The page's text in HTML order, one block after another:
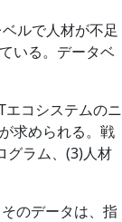
ルで人材が不足
いる。データベ
エコシステムのニ
求められる。戦
グラム、(3)人材
のデータは、指